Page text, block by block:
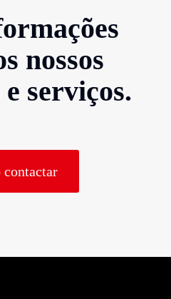
nossos
serviços.
contactar